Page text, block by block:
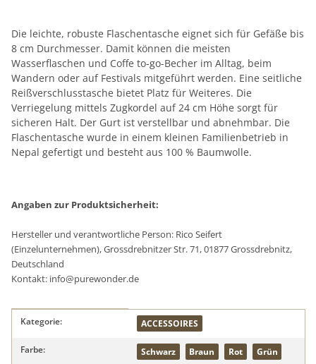
Die leichte, robuste Flaschentasche eignet sich für Gefäße bis
8 cm Durchmesser. Damit können die meisten
Wasserflaschen und Coffe to-go-Becher im Alltag, beim
Wandern oder auf Festivals mitgeführt werden. Eine seitliche
Reißverschlusstasche bietet Platz für Weiteres. Die
Verriegelung mittels Zugkordel auf 24 cm Höhe sorgt für
sicheren Halt. Der Gurt ist verstellbar und abnehmbar. Die
Flaschentasche wurde in einem kleinen Familienbetrieb in
Nepal gefertigt und besteht aus 100 % Baumwolle.
Angaben zur Produktsicherheit:
Hersteller und verantwortliche Person: Rico Seifert
(Einzelunternehmen), Grossdrebnitzer Str. 71, 01877 Grossdrebnitz,
Deutschland
Kontakt: info@purewonder.de
Produkteigenschaft
Wert
Kategorie: ACCESSOIRES
Farbe: Schwarz Braun Rot
Grün